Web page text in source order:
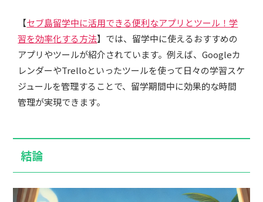
【セブ島留学中に活用できる便利なアプリとツール！学
習を効率化する方法】では、留学中に使えるおすすめの
アプリやツールが紹介されています。例えば、Googleカ
レンダーやTrelloといったツールを使って日々の学習スケ
ジュールを管理することで、留学期間中に効果的な時間
管理が実現できます。
結論